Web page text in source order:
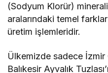
(Sodyum Klorür)
aralarındaki temel
üretim işlemleridir.
Ülkemizde sadece İzmir
Balıkesir Ayvalık